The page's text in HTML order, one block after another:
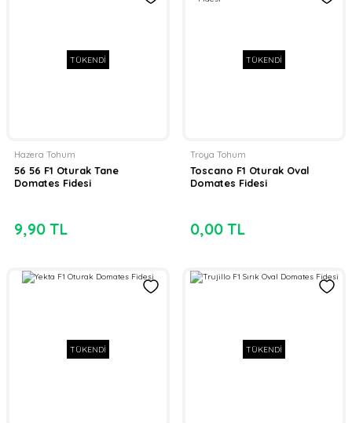
TÜKENDİ
Hazera Tohum
56 56 F1 Oturak Tane
Domates Fidesi
9,90 TL
TÜKENDİ
Troya Tohum
Toscano F1 Oturak Oval
Domates Fidesi
0,00 TL
TÜKENDİ TÜKENDİ